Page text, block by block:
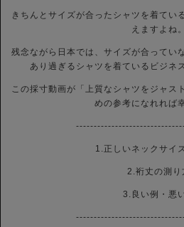
きちんとサイズが合ったシャツを着てい
えますよね。
残念ながら日本では、サイズが合ってい
あり過ぎるシャツを着ているビジネ
この採寸動画が「上質なシャツをジャス
めの参考になれれば
1.正しいネックサイ
2.裄丈の測り
3.良い例・悪